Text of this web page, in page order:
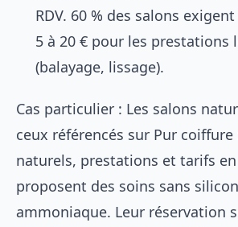
RDV. 60 % des salons
5 à 20 € pour les prestations
(balayage, lissage).
Cas particulier : Les salons
ceux référencés sur Pur coiffure
naturels, prestations et tarifs en
proposent des soins sans
ammoniaque. Leur réservation